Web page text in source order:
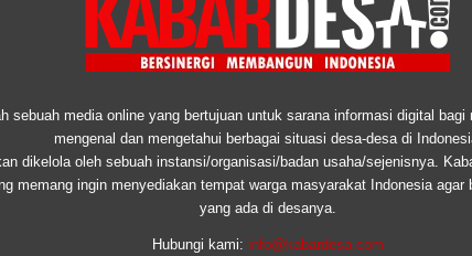
sebuah media online yang bertujuan untuk sarana informasi digital
mengenal dan mengetahui berbagai situasi desa-desa di
dikelola oleh sebuah instansi/organisasi/badan usaha/sejenisnya.
memang ingin menyediakan tempat warga masyarakat Indonesia
yang ada di desanya.
Hubungi kami: info@kabardesa.com